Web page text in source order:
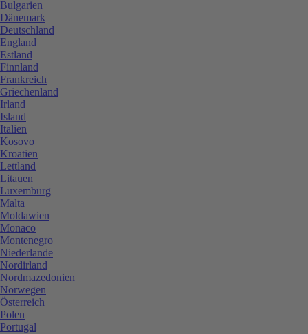
Bulgarien
Dänemark
Deutschland
England
Estland
Finnland
Frankreich
Griechenland
Irland
Island
Italien
Kosovo
Kroatien
Lettland
Litauen
Luxemburg
Malta
Moldawien
Monaco
Montenegro
Niederlande
Nordirland
Nordmazedonien
Norwegen
Österreich
Polen
Portugal